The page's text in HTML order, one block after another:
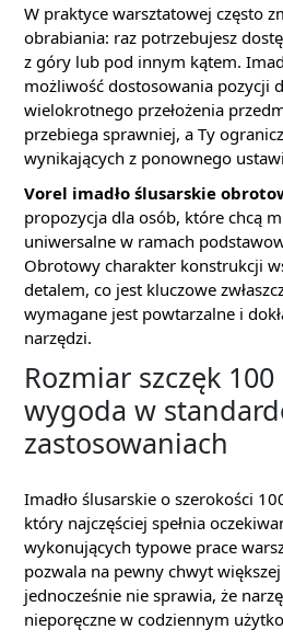
W praktyce warsztatowej często
obrabiania: raz potrzebujesz
z góry lub pod innym kątem.
możliwość dostosowania pozycji
wielokrotnego przełożenia
przebiega sprawniej, a Ty
wynikających z ponownego
Vorel imadło ślusarskie
propozycja dla osób, które chcą
uniwersalne w ramach
Obrotowy charakter konstrukcji
detalem, co jest kluczowe
wymagane jest powtarzalne i
narzędzi.
Rozmiar szczęk
wygoda w
zastosowaniach
Imadło ślusarskie o szerokości
który najczęściej spełnia
wykonujących typowe prace
pozwala na pewny chwyt
jednocześnie nie sprawia, że
nieporęczne w codziennym